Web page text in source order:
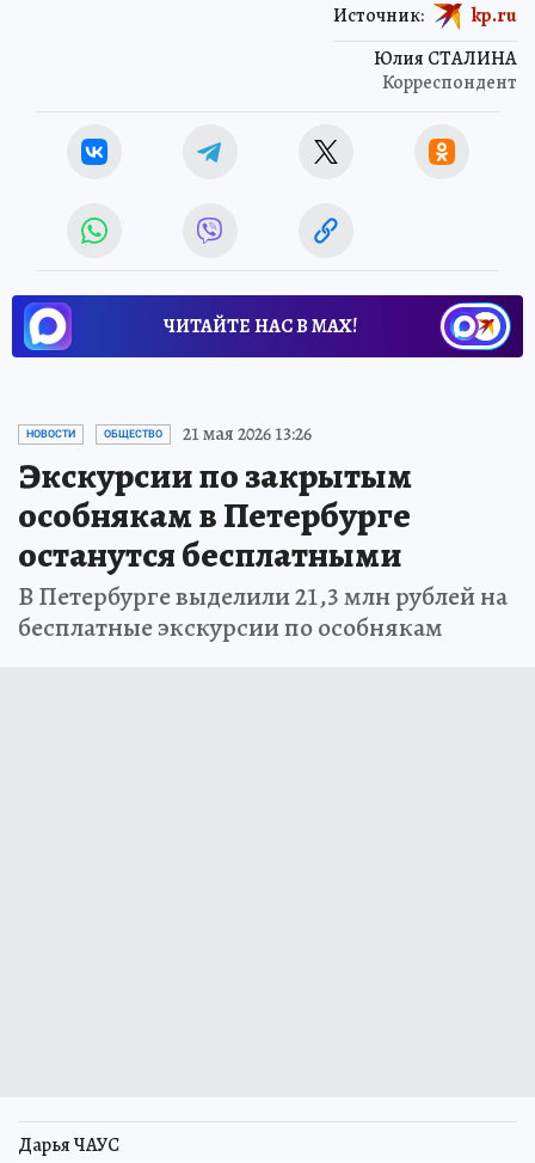
Юлия СТАЛИНА
Корреспондент
Источник: kp.ru
ЧИТАЙТЕ НАС В МАХ!
НОВОСТИ ОБЩЕСТВО 21 мая 2026 13:26
Экскурсии по закрытым
особнякам в Петербурге
останутся бесплатными
В Петербурге выделили 21,3 млн рублей на
бесплатные экскурсии по особнякам
Дарья ЧАУС